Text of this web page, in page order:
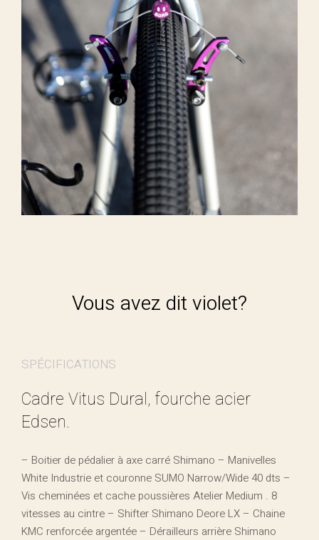
Vous avez dit violet?
SPÉCIFICATIONS
Cadre Vitus Dural, fourche acier
Edsen.
– Boitier de pédalier à axe carré Shimano – Manivelles
White Industrie et couronne SUMO Narrow/Wide 40 dts –
Vis cheminées et cache poussières Atelier Medium . 8
vitesses au cintre – Shifter Shimano Deore LX – Chaine
KMC renforcée argentée – Dérailleurs arrière Shimano